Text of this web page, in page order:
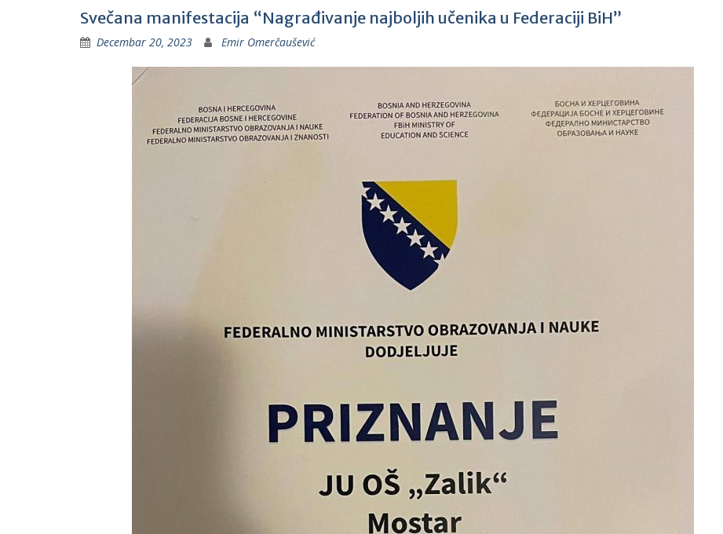
Svečana manifestacija “Nagrađivanje najboljih učenika u Federaciji BiH”
Decembar 20, 2023 Emir Omerčaušević